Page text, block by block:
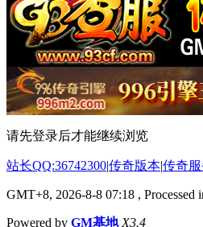
请先登录后才能继续浏览
站长QQ:36742300|传奇版本|传奇
GMT+8, 2026-8-8 07:18 , Processed
Powered by GM基地 X3.4